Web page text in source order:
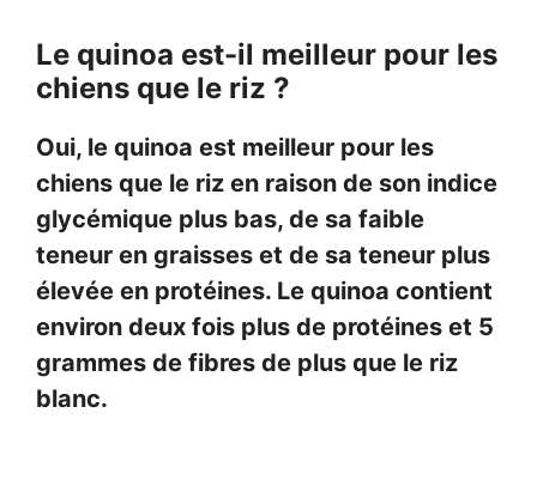
Le quinoa est-il meilleur pour les
chiens que le riz ?
Oui, le quinoa est meilleur pour les
chiens que le riz en raison de son indice
glycémique plus bas, de sa faible
teneur en graisses et de sa teneur plus
élevée en protéines. Le quinoa contient
environ deux fois plus de protéines et 5
grammes de fibres de plus que le riz
blanc.